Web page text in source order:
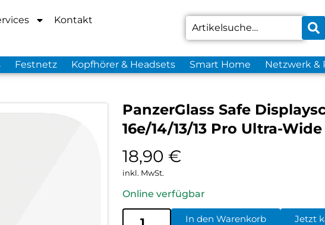
Kontakt
Festnetz Kopfhörer & Headsets Smart Home Netzwerk &
PanzerGlass Safe
16e/14/13/13 Pro Ultra-
18,90 €
inkl. MwSt.
Online verfügbar
In den Warenkorb Jetzt